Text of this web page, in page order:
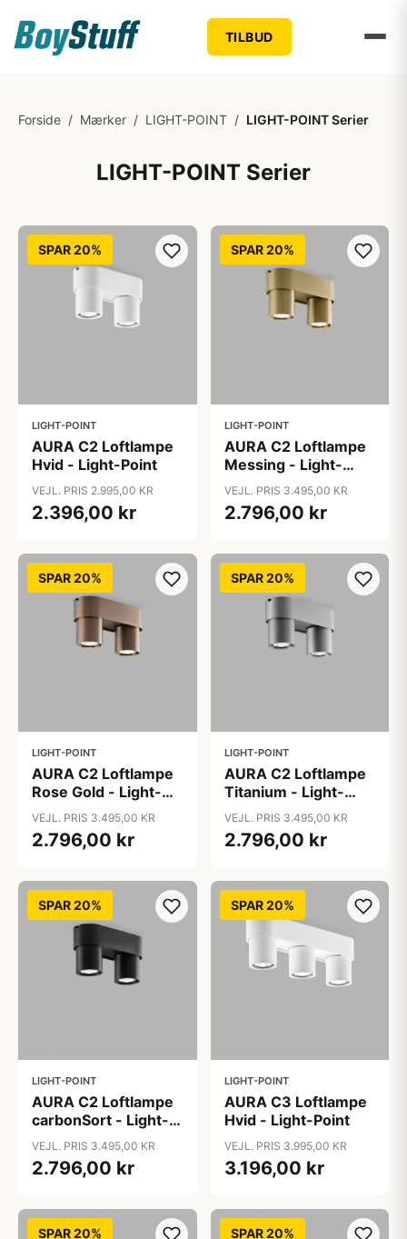
TILBUD
Forside / Mærker / LIGHT-POINT / LIGHT-POINT Serier
LIGHT-POINT Serier
SPAR 20%
LIGHT-POINT
AURA C2 Loftlampe
Hvid - Light-Point
VEJL. PRIS 2.995,00 KR
2.396,00 kr
SPAR 20%
LIGHT-POINT
AURA C2 Loftlampe
Messing - Light-
Point
VEJL. PRIS 3.495,00 KR
2.796,00 kr
SPAR 20%
LIGHT-POINT
AURA C2 Loftlampe
Rose Gold - Light-
Point
VEJL. PRIS 3.495,00 KR
2.796,00 kr
SPAR 20%
LIGHT-POINT
AURA C2 Loftlampe
Titanium - Light-
Point
VEJL. PRIS 3.495,00 KR
2.796,00 kr
SPAR 20%
LIGHT-POINT
AURA C2 Loftlampe
carbonSort - Light-
Point
VEJL. PRIS 3.495,00 KR
2.796,00 kr
SPAR 20%
LIGHT-POINT
AURA C3 Loftlampe
Hvid - Light-Point
VEJL. PRIS 3.995,00 KR
3.196,00 kr
SPAR 20% SPAR 20%